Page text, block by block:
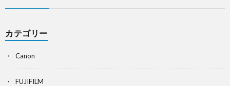
カテゴリー
Canon
FUJIFILM